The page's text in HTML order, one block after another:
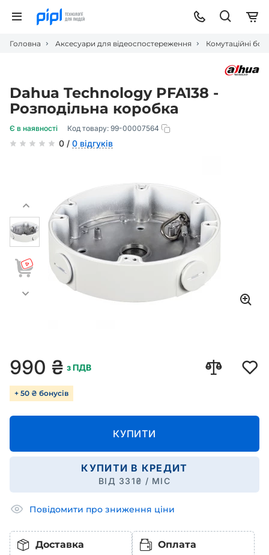
Головна Аксесуари для відеоспостереження Комутаційні
Dahua Technology PFA138 -
Розподільна коробка
Є в наявності Код товару: 99-00007564
0 / 0 відгуків
990 ₴ з ПДВ
+ 50 ₴ бонусів
КУПИТИ
КУПИТИ В КРЕДИТ
ВІД 331₴ / МІС
Повідомити про зниження ціни
Доставка Оплата